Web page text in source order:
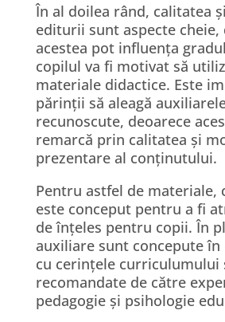
În al doilea rând, calitatea
editurii sunt aspecte cheie,
acestea pot influența
copilul va fi motivat să
materiale didactice. Este
părinții să aleagă
recunoscute, deoarece
remarcă prin calitatea și
prezentare al conținutului.
Pentru astfel de materiale,
este conceput pentru a fi
de înțeles pentru copii. În
auxiliare sunt concepute
cu cerințele curriculumului
recomandate de către
pedagogie și psihologie